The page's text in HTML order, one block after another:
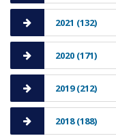
2021 (132)
2020 (171)
2019 (212)
2018 (188)